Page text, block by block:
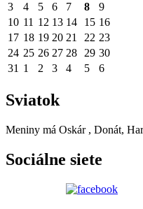
3
4 5 6 7 8
9
10 11 12 13 14 15 16
17 18 19 20 21 22 23
24 25 26 27 28 29 30
31 1 2 3 4 5 6
Sviatok
Meniny má Oskár , Donát,
Sociálne siete